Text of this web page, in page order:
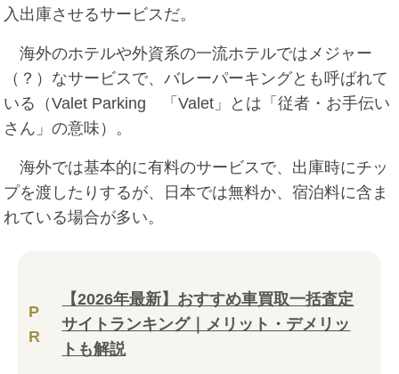
入出庫させるサービスだ。
海外のホテルや外資系の一流ホテルではメジャー
（？）なサービスで、バレーパーキングとも呼ばれて
いる（Valet Parking 「Valet」とは「従者・お手伝い
さん」の意味）。
海外では基本的に有料のサービスで、出庫時にチッ
プを渡したりするが、日本では無料か、宿泊料に含ま
れている場合が多い。
P
R
【2026年最新】おすすめ車買取一括査定
サイトランキング｜メリット・デメリッ
トも解説